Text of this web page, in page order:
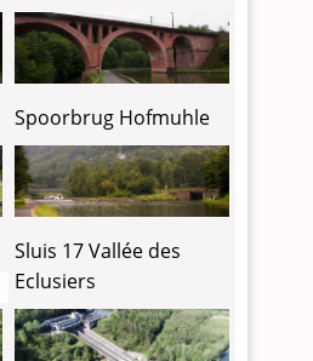
Spoorbrug Hofmuhle
Sluis 17 Vallée des
Eclusiers